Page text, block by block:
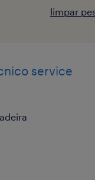
limpar
service